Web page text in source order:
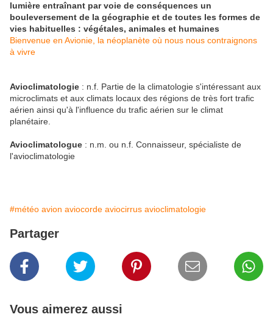
lumière entraînant par voie de conséquences un
bouleversement de la géographie et de toutes les formes de
vies habituelles : végétales, animales et humaines
Bienvenue en Avionie, la néoplanète où nous nous contraignons
à vivre
Avioclimatologie : n.f. Partie de la climatologie s'intéressant aux
microclimats et aux climats locaux des régions de très fort trafic
aérien ainsi qu'à l'influence du trafic aérien sur le climat
planétaire.
Avioclimatologue : n.m. ou n.f. Connaisseur, spécialiste de
l'avioclimatologie
#météo avion aviocorde aviocirrus avioclimatologie
Partager
Vous aimerez aussi